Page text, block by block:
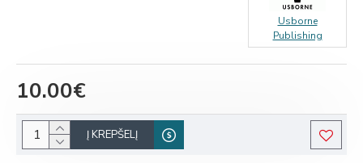
10.00€
Usborne
Publishing
Į KREPŠELĮ